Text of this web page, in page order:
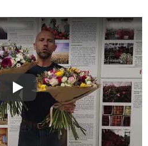
Proč jsou květiny z Florea